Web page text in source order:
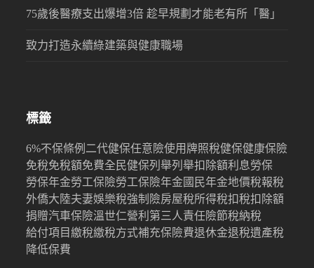
75歲後醫療支出爆增3倍 趁早規劃才能老有所「醫」
致力打造永續綠建築與健康職場
標籤
6%不保條例 二代健保任意險使用牌照稅健保健康保險
免稅免稅額免費全民健保列舉列舉扣除額利息勞保
勞保年金勞工保險勞工保險年金國民年金地價稅報稅
外僑大陸夫妻娛樂稅強制險房屋稅所得稅扣稅扣除額
捐贈汽車保險溫世仁營利 第三人責任險節稅納稅
給付項目繳稅繳稅方式補充保險費退休金退稅遺產稅
降低保費